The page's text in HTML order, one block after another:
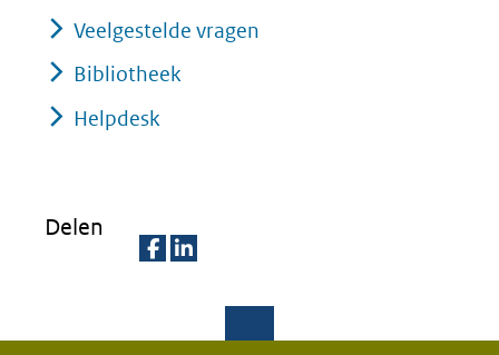
Veelgestelde vragen
Bibliotheek
Helpdesk
Delen